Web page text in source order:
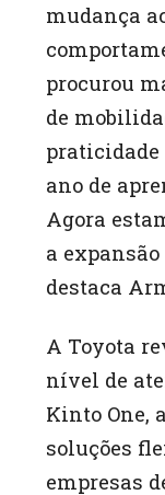
mudança
procurou
de
praticidade
ano de
Agora
a expansão
destaca
A Toyota
nível de
Kinto One,
soluções
empresas